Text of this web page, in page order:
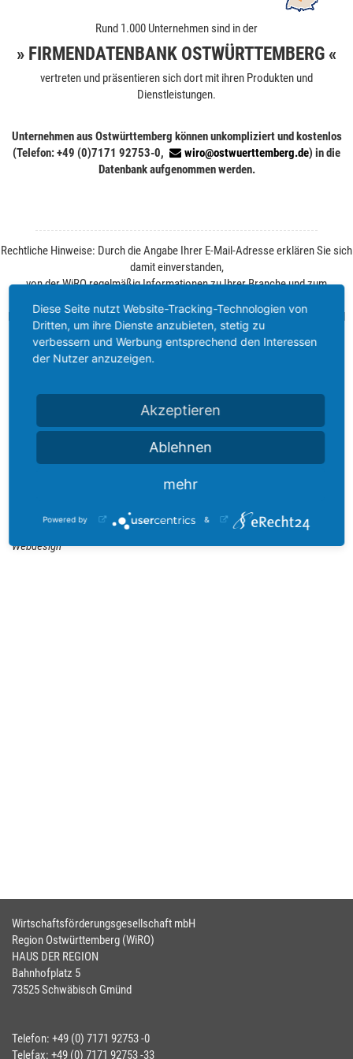
Rund 1.000 Unternehmen sind in der
» FIRMENDATENBANK OSTWÜRTTEMBERG «
vertreten und präsentieren sich dort mit ihren Produkten und
Dienstleistungen.
Unternehmen aus Ostwürttemberg können unkompliziert und kostenlos
(Telefon: +49 (0)7171 92753-0,
wiro@ostwuerttemberg.de) in die
Datenbank aufgenommen werden.
Rechtliche Hinweise: Durch die Angabe Ihrer E-Mail-Adresse erklären Sie sich
damit einverstanden,
von der WiRO regelmäßig Informationen zu Ihrer Branche und zum
Ihre Einwilligung können Sie jederzeit ohne Angabe von Gründen per E-Mail
widerrufen. Weitere Informationen finden Sie unterDatenschutz
Werbeagentur Simone Gentner
73488 Ellenberg
info@simone-gentner.de
Corporate-Design; Logos; Geschäftsausstattungen; Flyer; Broschüren;
Plakate; Außenwerbung; Beschriftungen; Schilder; Banner; Fahnen;
Webdesign
Wirtschaftsförderungsgesellschaft mbH
Region Ostwürttemberg (WiRO)
HAUS DER REGION
Bahnhofplatz 5
73525 Schwäbisch Gmünd
Telefon: +49 (0) 7171 92753 -0
Telefax: +49 (0) 7171 92753 -33
Diese Seite nutzt Website-Tracking-Technologien von
Dritten, um ihre Dienste anzubieten, stetig zu
verbessern und Werbung entsprechend den Interessen
der Nutzer anzuzeigen.
Akzeptieren
Ablehnen
mehr
Powered by &